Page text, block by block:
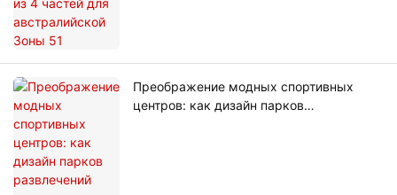
Преображение модных спортивных
центров: как дизайн парков